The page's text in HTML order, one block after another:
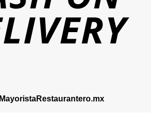
MayoristaRestaurantero.mx